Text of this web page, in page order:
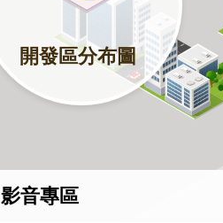
開發區分布圖
影音專區